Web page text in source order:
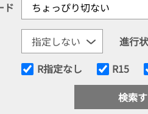
ド
進行
R指定なし R15